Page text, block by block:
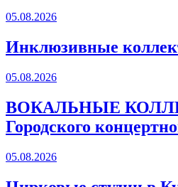
05.08.2026
Инклюзивные
05.08.2026
ВОКАЛЬНЫЕ
Городского
05.08.2026